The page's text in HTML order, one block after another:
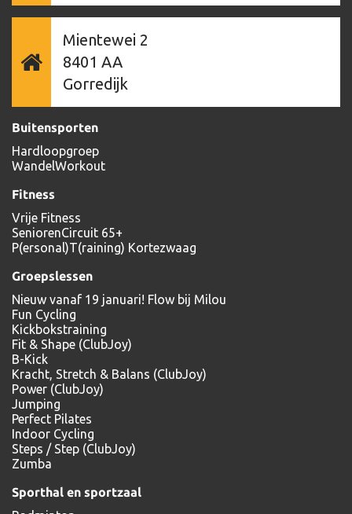
Mientewei 2
8401 AA
Gorredijk
Buitensporten
Hardloopgroep
WandelWorkout
Fitness
Vrije Fitness
SeniorenCircuit 65+
P(ersonal)T(raining) Kortezwaag
Groepslessen
Nieuw vanaf 19 januari! Flow bij Milou
Fun Cycling
Kickbokstraining
Fit & Shape (ClubJoy)
B-Kick
Kracht, Stretch & Balans (ClubJoy)
Power (ClubJoy)
Jumping
Perfect Pilates
Indoor Cycling
Steps / Step (ClubJoy)
Zumba
Sporthal en sportzaal